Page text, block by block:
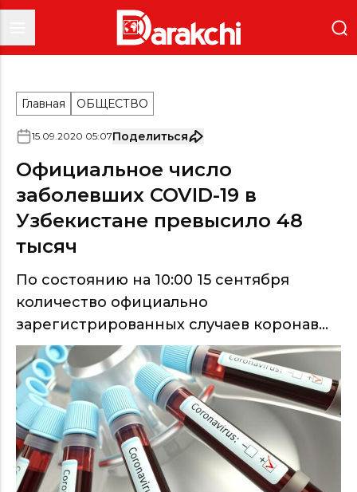
Главная ОБЩЕСТВО
15.09.2020 05:07Поделиться
Официальное число
заболевших COVID-19 в
Узбекистане превысило 48
тысяч
По состоянию на 10:00 15 сентября
количество официально
зарегистрированных случаев коронав...